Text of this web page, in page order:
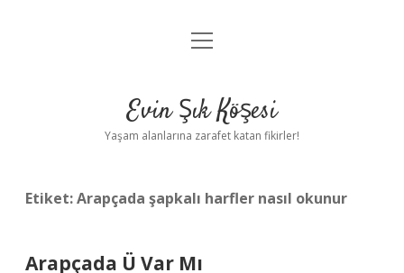
Anasayfa
Yasal Uyarı
menüyü
Evin Şık Köşesi
Yaşam alanlarına zarafet katan fikirler!
Etiket:Arapçada şapkalı harfler nasıl okunur
Arapçada Ü Var Mı